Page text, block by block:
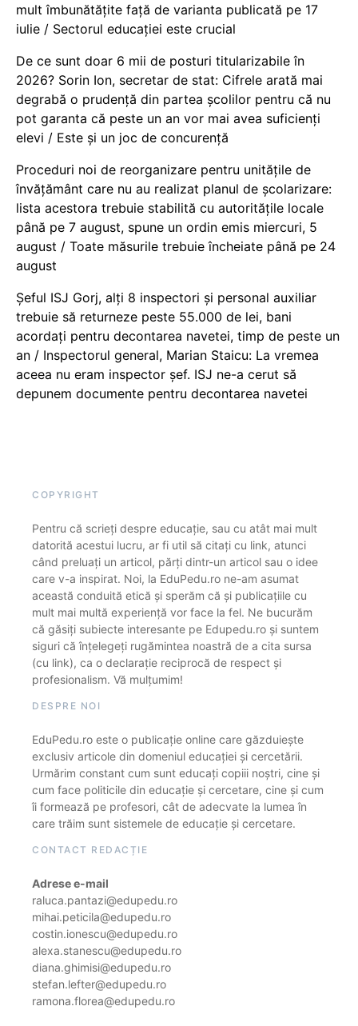
mult îmbunătățite față de varianta publicată pe 17
iulie / Sectorul educației este crucial
De ce sunt doar 6 mii de posturi titularizabile în
2026? Sorin Ion, secretar de stat: Cifrele arată mai
degrabă o prudență din partea școlilor pentru că nu
pot garanta că peste un an vor mai avea suficienți
elevi / Este și un joc de concurență
Proceduri noi de reorganizare pentru unitățile de
învățământ care nu au realizat planul de școlarizare:
lista acestora trebuie stabilită cu autoritățile locale
până pe 7 august, spune un ordin emis miercuri, 5
august / Toate măsurile trebuie încheiate până pe 24
august
Șeful ISJ Gorj, alți 8 inspectori și personal auxiliar
trebuie să returneze peste 55.000 de lei, bani
acordați pentru decontarea navetei, timp de peste un
an / Inspectorul general, Marian Staicu: La vremea
aceea nu eram inspector șef. ISJ ne-a cerut să
depunem documente pentru decontarea navetei
COPYRIGHT
Pentru că scrieți despre educație, sau cu atât mai mult
datorită acestui lucru, ar fi util să citați cu link, atunci
când preluați un articol, părți dintr-un articol sau o idee
care v-a inspirat. Noi, la EduPedu.ro ne-am asumat
această conduită etică și sperăm că și publicațiile cu
mult mai multă experiență vor face la fel. Ne bucurăm
că găsiți subiecte interesante pe Edupedu.ro și suntem
siguri că înțelegeți rugămintea noastră de a cita sursa
(cu link), ca o declarație reciprocă de respect și
profesionalism. Vă mulțumim!
DESPRE NOI
EduPedu.ro este o publicație online care găzduiește
exclusiv articole din domeniul educației și cercetării.
Urmărim constant cum sunt educați copiii noștri, cine și
cum face politicile din educație și cercetare, cine și cum
îi formează pe profesori, cât de adecvate la lumea în
care trăim sunt sistemele de educație și cercetare.
CONTACT REDACȚIE
Adrese e-mail
raluca.pantazi@edupedu.ro
mihai.peticila@edupedu.ro
costin.ionescu@edupedu.ro
alexa.stanescu@edupedu.ro
diana.ghimisi@edupedu.ro
stefan.lefter@edupedu.ro
ramona.florea@edupedu.ro